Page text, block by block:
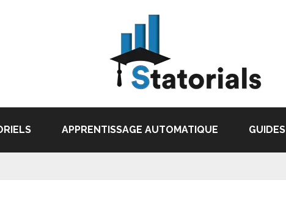
APPRENTISSAGE AUTOMATIQUE GUIDES